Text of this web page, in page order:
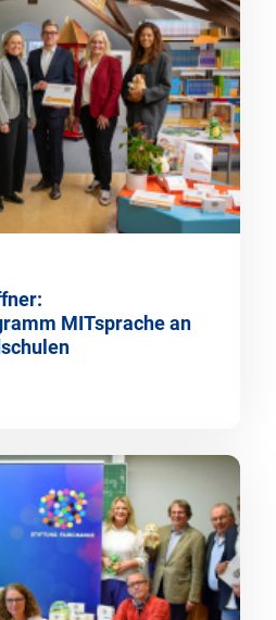
MITsprache an